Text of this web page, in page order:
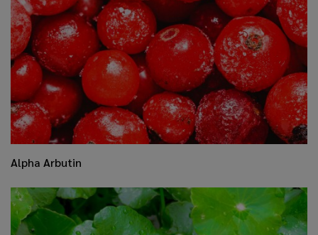
​Alpha Arbutin